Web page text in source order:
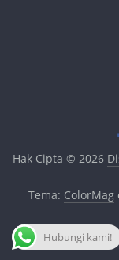
Hak Cipta © 2026
Tema: ColorMag
Hubungi kami!